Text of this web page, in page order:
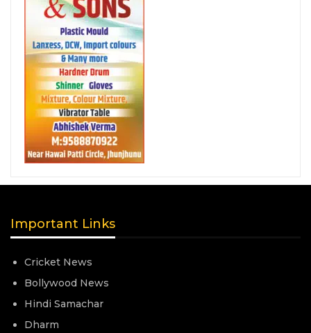
Important Links
Cricket News
Bollywood News
Hindi Samachar
Dharm